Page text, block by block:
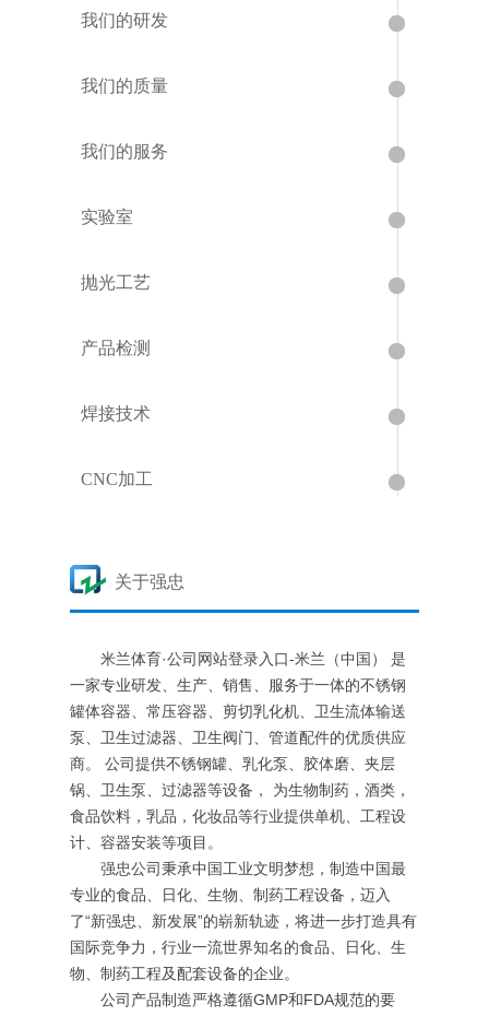
我们的研发
我们的质量
我们的服务
实验室
抛光工艺
产品检测
焊接技术
CNC加工
关于强忠
米兰体育·公司网站登录入口-米兰（中国） 是
一家专业研发、生产、销售、服务于一体的不锈钢
罐体容器、常压容器、剪切乳化机、卫生流体输送
泵、卫生过滤器、卫生阀门、管道配件的优质供应
商。 公司提供不锈钢罐、乳化泵、胶体磨、夹层
锅、卫生泵、过滤器等设备， 为生物制药，酒类，
食品饮料，乳品，化妆品等行业提供单机、工程设
计、容器安装等项目。
强忠公司秉承中国工业文明梦想，制造中国最
专业的食品、日化、生物、制药工程设备，迈入
了“新强忠、新发展”的崭新轨迹，将进一步打造具有
国际竞争力，行业一流世界知名的食品、日化、生
物、制药工程及配套设备的企业。
公司产品制造严格遵循GMP和FDA规范的要